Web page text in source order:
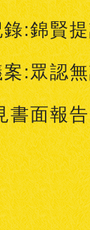
:錦賢
:眾認
書面報告